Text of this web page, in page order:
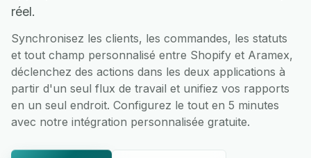
réel.
Synchronisez les clients, les commandes, les statuts
et tout champ personnalisé entre Shopify et Aramex,
déclenchez des actions dans les deux applications à
partir d'un seul flux de travail et unifiez vos rapports
en un seul endroit. Configurez le tout en 5 minutes
avec notre intégration personnalisée gratuite.